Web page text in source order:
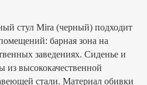
стул Mira (черный) подходит
барная зона на
заведениях. Сиденье и
из высококачественной
стали. Материал обивки